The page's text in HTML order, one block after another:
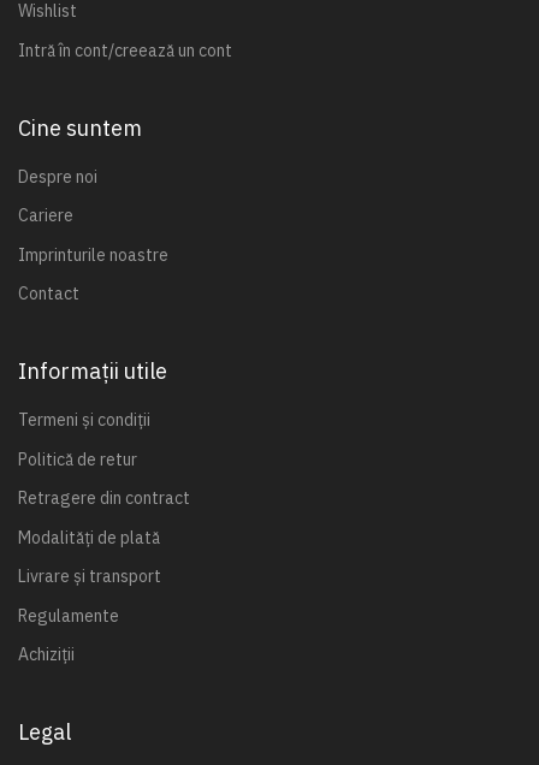
Wishlist
Intră în cont/creează un cont
Cine suntem
Despre noi
Cariere
Imprinturile noastre
Contact
Informații utile
Termeni și condiții
Politică de retur
Retragere din contract
Modalități de plată
Livrare și transport
Regulamente
Achiziții
Legal